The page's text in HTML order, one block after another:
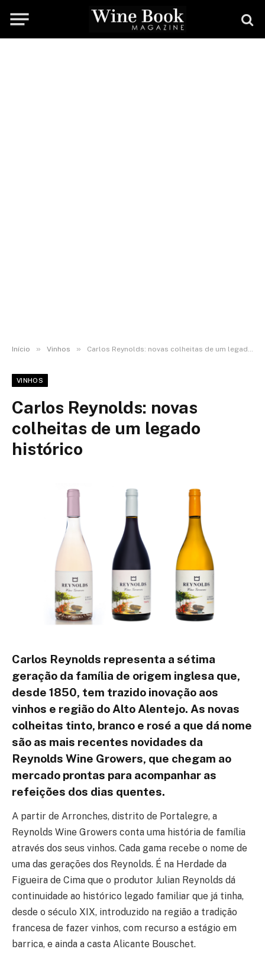
Início » Vinhos » Carlos Reynolds: novas colheitas de um legado histórico
VINHOS
Carlos Reynolds: novas
colheitas de um legado
histórico
Carlos Reynolds representa a sétima
geração da família de origem inglesa que,
desde 1850, tem trazido inovação aos
vinhos e região do Alto Alentejo. As novas
colheitas tinto, branco e rosé a que dá nome
são as mais recentes novidades da
Reynolds Wine Growers, que chegam ao
mercado prontas para acompanhar as
refeições dos dias quentes.
A partir de Arronches, distrito de Portalegre, a
Reynolds Wine Growers conta uma história de família
através dos seus vinhos. Cada gama recebe o nome de
uma das gerações dos Reynolds. É na Herdade da
Figueira de Cima que o produtor Julian Reynolds dá
continuidade ao histórico legado familiar que já tinha,
desde o século XIX, introduzido na região a tradição
francesa de fazer vinhos, com recurso a estágio em
barrica, e ainda a casta Alicante Bouschet.